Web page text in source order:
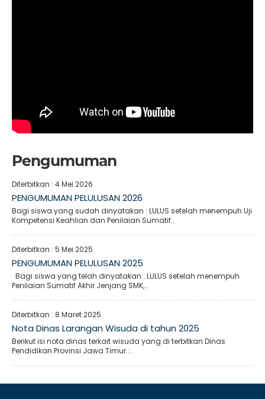
Pengumuman
Diterbitkan : 4 Mei 2026
PENGUMUMAN PELULUSAN 2026
Bagi siswa yang sudah dinyatakan : LULUS setelah menempuh Uji
Kompetensi Keahlian dan Penilaian Sumatif..
Diterbitkan : 5 Mei 2025
PENGUMUMAN PELULUSAN 2025
Bagi siswa yang telah dinyatakan : LULUS setelah menempuh
Penilaian Sumatif Akhir Jenjang SMK,..
Diterbitkan : 8 Maret 2025
Nota Dinas Larangan Wisuda di tahun 2025
Berikut isi nota dinas terkait wisuda yang di terbitkan Dinas
Pendidikan Provinsi Jawa Timur :..